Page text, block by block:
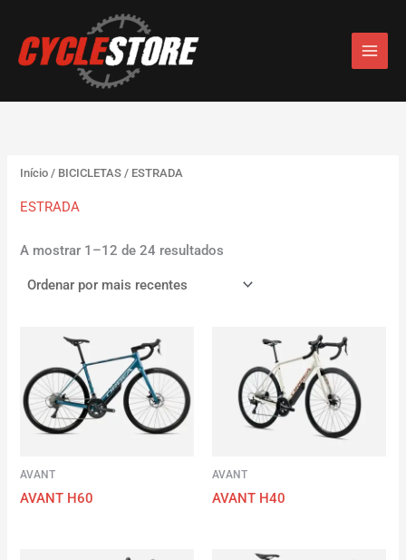
content
l
e
c
e
m
c
a
Início / BICICLETAS / ESTRADA
ESTRADA
A mostrar 1–12 de 24 resultados
AVANT
AVANT H60
AVANT
AVANT H40